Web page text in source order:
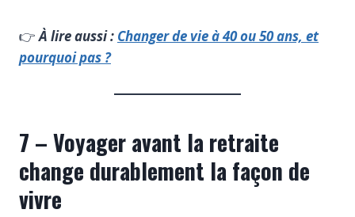
👉À lire aussi : Changer de vie à 40 ou 50 ans, et
pourquoi pas ?
7 – Voyager avant la retraite
change durablement la façon de
vivre